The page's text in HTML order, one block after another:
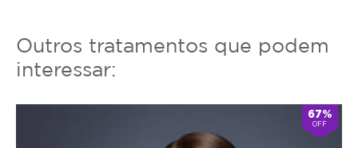
Outros tratamentos que podem
interessar:
67%
OFF